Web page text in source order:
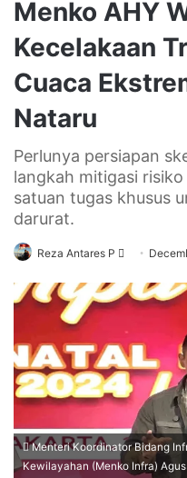
Menko AHY
Kecelakaan
Cuaca
Nataru
Perlunya persiapan
langkah mitigasi
satuan tugas khusus
darurat.
Reza Antares P
Send
email
Menteri Koordinator Bidang
Kewilayahan (Menko Infra)